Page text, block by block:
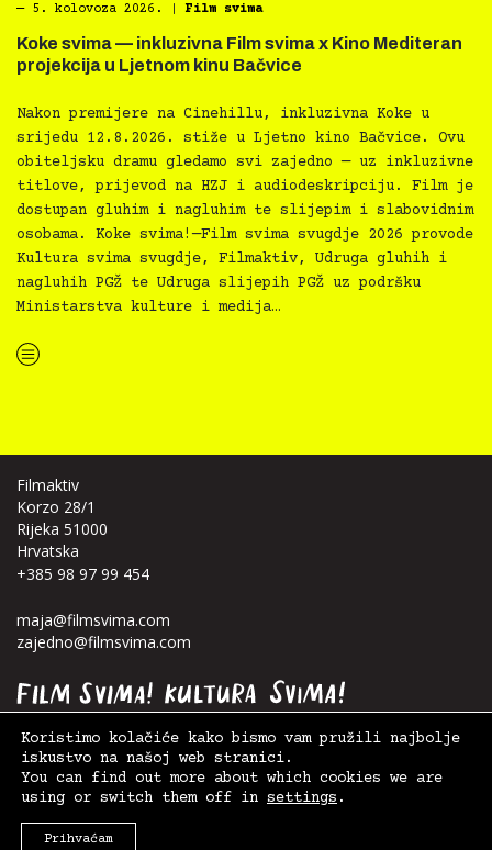
― 5. kolovoza 2026. Film svima
Koke svima — inkluzivna Film svima x Kino Mediteran
projekcija u Ljetnom kinu Bačvice
Nakon premijere na Cinehillu, inkluzivna Koke u
srijedu 12.8.2026. stiže u Ljetno kino Bačvice. Ovu
obiteljsku dramu gledamo svi zajedno — uz inkluzivne
titlove, prijevod na HZJ i audiodeskripciju. Film je
dostupan gluhim i nagluhim te slijepim i slabovidnim
osobama. Koke svima!—Film svima svugdje 2026 provode
Kultura svima svugdje, Filmaktiv, Udruga gluhih i
nagluhih PGŽ te Udruga slijepih PGŽ uz podršku
Ministarstva kulture i medija…
“Koke svima — inkluzivna Film svima x Kino Mediteran projekcija u Ljetnom kinu Bačvice”
Filmaktiv
Korzo 28/1
Rijeka 51000
Hrvatska
+385 98 97 99 454
maja@filmsvima.com
zajedno@filmsvima.com
Teja Ideja
Koristimo kolačiće kako bismo vam pružili najbolje
iskustvo na našoj web stranici.
You can find out more about which cookies we are
using or switch them off in settings .
Prihvaćam